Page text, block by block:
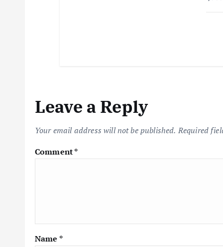
Leave a Reply
Your email address will not be published. Required
Comment*
Name *